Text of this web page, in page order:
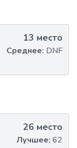
13 место
Среднее: DNF
26 место
Лучшее: 62